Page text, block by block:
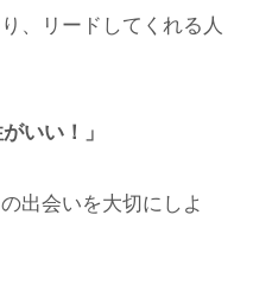
、リードしてくれる人
いい！」
出会いを大切にしよ